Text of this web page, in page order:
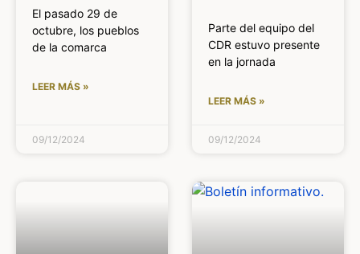
El pasado 29 de
octubre, los pueblos
de la comarca
LEER MÁS »
09/12/2024
Parte del equipo del
CDR estuvo presente
en la jornada
LEER MÁS »
09/12/2024